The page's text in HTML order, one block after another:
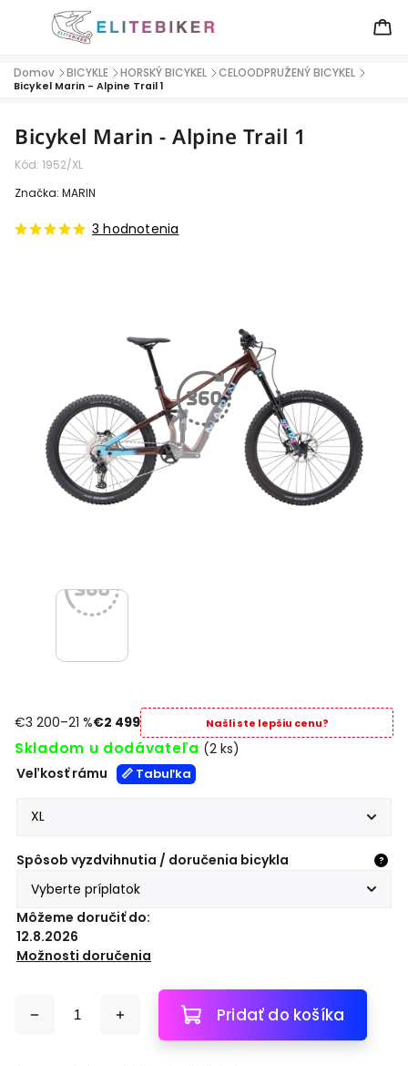
Domov / BICYKLE / HORSKÝ BICYKEL / CELOODPRUŽENÝ BICYKEL /
Bicykel Marin - Alpine Trail 1
Bicykel Marin - Alpine Trail 1
Kód: 1952/XL
3 hodnotenia
Značka: MARIN
€3 200–21 %€2 499 Našli ste lepšiu cenu?
Skladom u dodávateľa (2 ks)
Veľkosť rámu
📏 Tabuľka
Spôsob vyzdvihnutia / doručenia bicykla ?
Môžeme doručiť do:
12.8.2026
Možnosti doručenia
Pridať do košíka